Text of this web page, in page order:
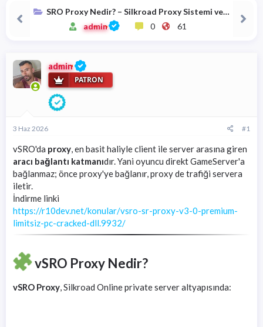
n
h
SRO Proxy Nedir? – Silkroad Proxy Sistemi ve
Kullanımı admin 0 61
admin
PATRON
3 Haz 2026 #1
vSRO'da proxy, en basit haliyle client ile server arasına giren
aracı bağlantı katmanıdır. Yani oyuncu direkt GameServer'a
bağlanmaz; önce proxy'ye bağlanır, proxy de trafiği servera
iletir.
İndirme linki
https://r10dev.net/konular/vsro-sr-proxy-v3-0-premium-
limitsiz-pc-cracked-dll.9932/
vSRO Proxy Nedir?
vSRO Proxy, Silkroad Online private server altyapısında: